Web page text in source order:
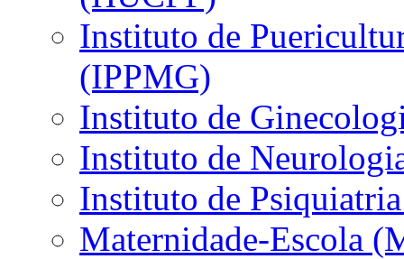
Instituto de
(IPPMG)
Instituto de
Instituto de
Instituto de
Maternidade-Escola